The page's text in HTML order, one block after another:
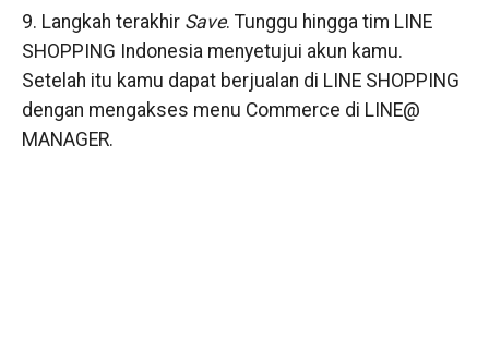
9. Langkah terakhir Save. Tunggu hingga tim LINE
SHOPPING Indonesia menyetujui akun kamu.
Setelah itu kamu dapat berjualan di LINE SHOPPING
dengan mengakses menu Commerce di LINE@
MANAGER.